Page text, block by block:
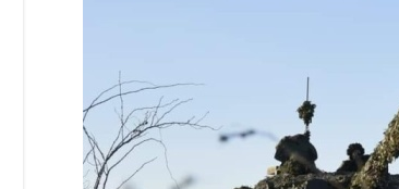
und Kultur
und Notfälle